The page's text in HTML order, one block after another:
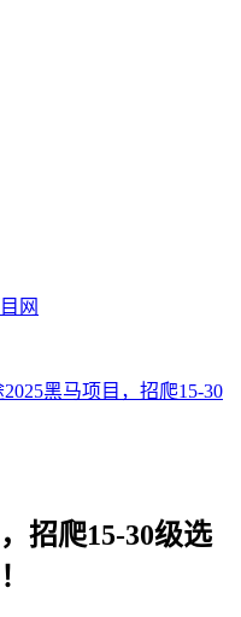
网
黑马项目，招爬15-30
招爬15-30级选